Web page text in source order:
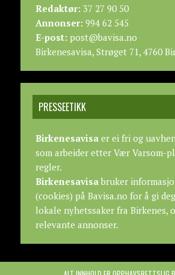
Redaktør:37 27 90 50
Annonser:994 62 545
E-post:post@bavisa.no
Birkenesavisa, Strøget 71, 4760
PRESSEETIKK
Birkenesavisaer ei fri og
som arbeider etter Vær Varsom-
regler.
Birkenesavisabruker
(cookies) på Bavisa.no for å gi
lokale nyhetssaker fra Birkenes,
relevante annonser.